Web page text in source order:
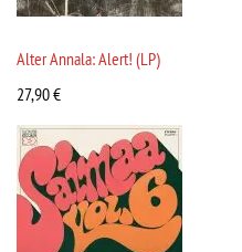
Alter Annala: Alert! (LP)
27,90€